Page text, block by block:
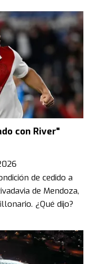
con River"
de cedido a
de Mendoza,
¿Qué dijo?